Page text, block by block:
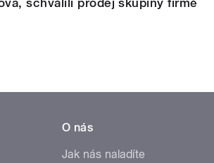
O nás
Jak nás naladíte